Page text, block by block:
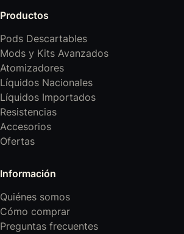
Productos
Pods Descartables
Mods y Kits Avanzados
Atomizadores
Líquidos Nacionales
Líquidos Importados
Resistencias
Accesorios
Ofertas
Información
Quiénes somos
Cómo comprar
Preguntas frecuentes